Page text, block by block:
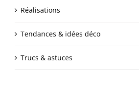
Réalisations
Tendances & idées déco
Trucs & astuces